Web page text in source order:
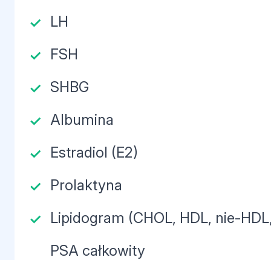
LH
FSH
SHBG
Albumina
Estradiol (E2)
Prolaktyna
Lipidogram (CHOL, HDL, nie-
PSA całkowity